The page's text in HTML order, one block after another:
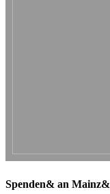
Spenden& an Mainz&